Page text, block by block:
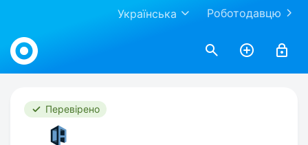
Роботодавцю
Українська
Work.ua
Перевірено